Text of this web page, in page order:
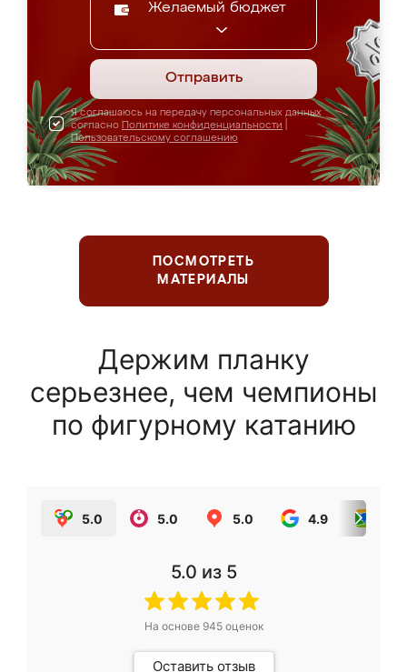
Желаемый бюджет
Отправить
Я соглашаюсь на передачу персональных данных
согласно Политике конфиденциальности
Пользовательскому соглашению
ПОСМОТРЕТЬ
МАТЕРИАЛЫ
Держим планку
серьезнее, чем чемпионы
по фигурному катанию
5.0 5.0 5.0 4.9
5.0 из 5
На основе 945оценок
Оставить отзыв